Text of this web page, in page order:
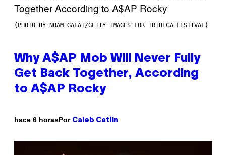
(PHOTO BY NOAM GALAI/GETTY IMAGES FOR TRIBECA FESTIVAL)
Why A$AP Mob Will Never Fully
Get Back Together, According
to A$AP Rocky
hace 6 horasPor Caleb Catlin